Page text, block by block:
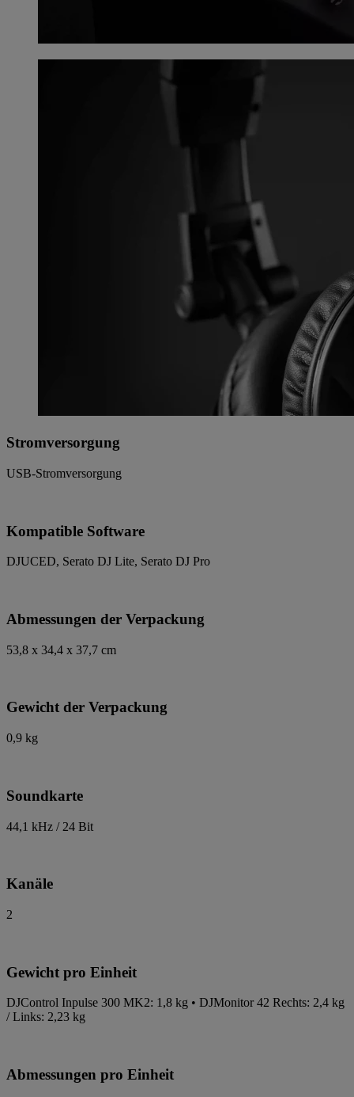
Stromversorgung
USB-Stromversorgung
Kompatible Software
DJUCED, Serato DJ Lite, Serato DJ Pro
Abmessungen der Verpackung
53,8 x 34,4 x 37,7 cm
Gewicht der Verpackung
0,9 kg
Soundkarte
44,1 kHz / 24 Bit
Kanäle
2
Gewicht pro Einheit
DJControl Inpulse 300 MK2: 1,8 kg • DJMonitor 42 Rechts: 2,4 kg
/ Links: 2,23 kg
Abmessungen pro Einheit